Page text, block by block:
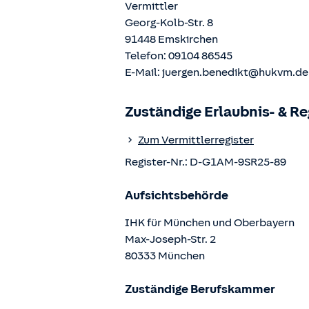
Vermittler
Georg-Kolb-Str. 8
91448 Emskirchen
Telefon: 09104 86545
E-Mail: juergen.benedikt@hukvm.de
Zuständige Erlaubnis- &
Zum Vermittlerregister
Register-Nr.: D-G1AM-9SR25-89
Aufsichtsbehörde
IHK für München und Oberbayern
Max-Joseph-Str. 2
80333 München
Zuständige Berufskammer